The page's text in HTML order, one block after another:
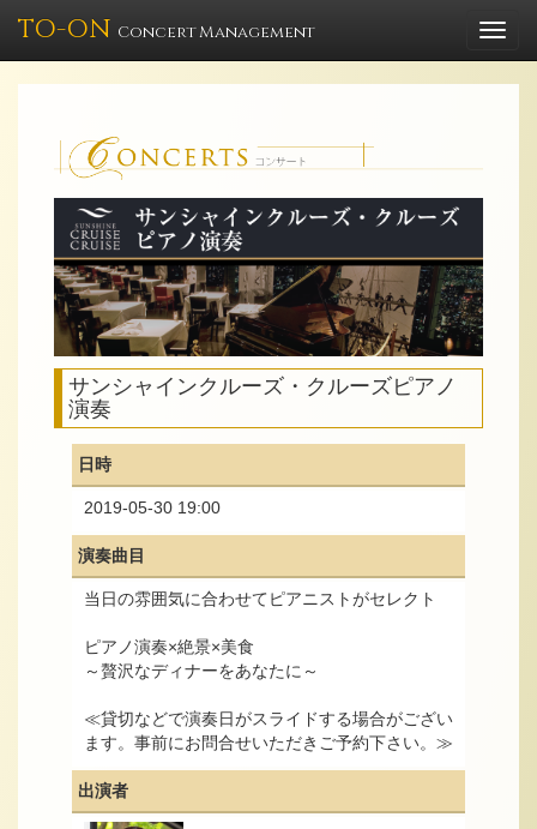
TO-ON Concert Management
サンシャインクルーズ・クルーズピアノ
演奏
日時
2019-05-30 19:00
演奏曲目
当日の雰囲気に合わせてピアニストがセレクト
ピアノ演奏×絶景×美食
～贅沢なディナーをあなたに～
≪貸切などで演奏日がスライドする場合がござい
ます。事前にお問合せいただきご予約下さい。≫
出演者